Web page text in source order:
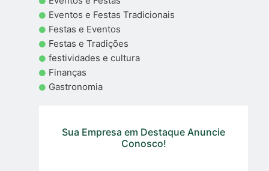
Eventos e Festas Tradicionais
Festas e Eventos
Festas e Tradições
festividades e cultura
Finanças
Gastronomia
Sua Empresa em Destaque Anuncie
Conosco!